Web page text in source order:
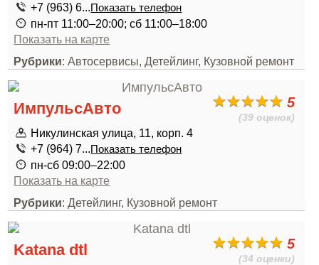
+7 (963) 6...Показать телефон
пн-пт 11:00–20:00; сб 11:00–18:00
Показать на карте
Рубрики: Автосервисы, Детейлинг, Кузовной ремонт
5
(39 оценок)
ИмпульсАвто
Никулинская улица, 11, корп. 4
+7 (964) 7...Показать телефон
пн-сб 09:00–22:00
Показать на карте
Рубрики: Детейлинг, Кузовной ремонт
5
(34 оценки)
Katana dtl